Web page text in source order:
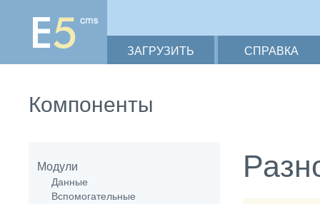
ЗАГРУЗИТЬ СПРАВКА
Компоненты
Модули
Данные
Вспомогательные